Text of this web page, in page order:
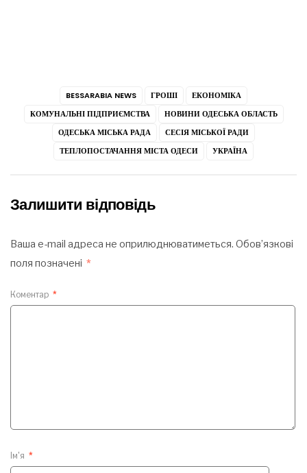
BESSARABIA NEWS ГРОШІ
ЕКОНОМІКА
КОМУНАЛЬНІ ПІДПРИЄМСТВА
НОВИНИ ОДЕСЬКА ОБЛАСТЬ
ОДЕСЬКА МІСЬКА РАДА
СЕСІЯ МІСЬКОЇ РАДИ
ТЕПЛОПОСТАЧАННЯ МІСТА ОДЕСИ
УКРАЇНА
Залишити відповідь
Ваша e-mail адреса не оприлюднюватиметься. Обов’язкові
поля позначені *
Коментар *
Ім'я *